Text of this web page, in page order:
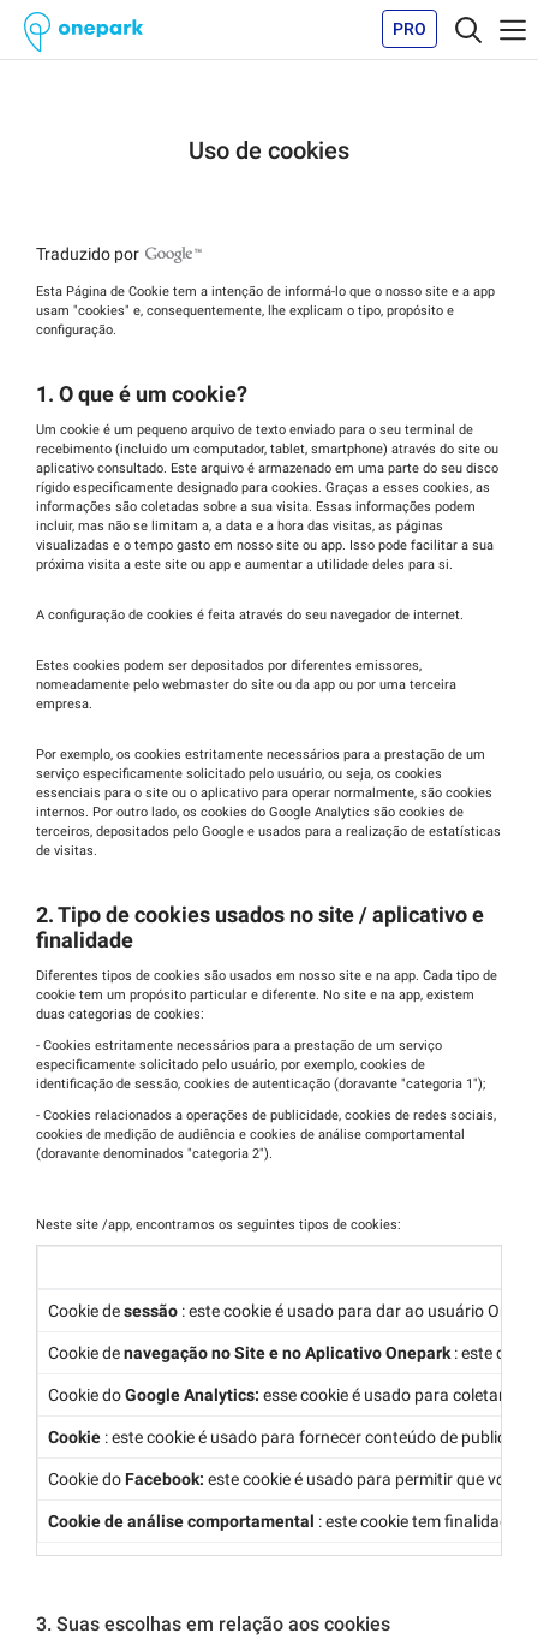
PRO
Uso de cookies
Traduzido por
Esta Página de Cookie tem a intenção de informá-lo que o nosso site e a app
usam "cookies" e, consequentemente, lhe explicam o tipo, propósito e
configuração.
1. O que é um cookie?
Um cookie é um pequeno arquivo de texto enviado para o seu terminal de
recebimento (incluido um computador, tablet, smartphone) através do site ou
aplicativo consultado. Este arquivo é armazenado em uma parte do seu disco
rígido especificamente designado para cookies. Graças a esses cookies, as
informações são coletadas sobre a sua visita. Essas informações podem
incluir, mas não se limitam a, a data e a hora das visitas, as páginas
visualizadas e o tempo gasto em nosso site ou app. Isso pode facilitar a sua
próxima visita a este site ou app e aumentar a utilidade deles para si.
A configuração de cookies é feita através do seu navegador de internet.
Estes cookies podem ser depositados por diferentes emissores,
nomeadamente pelo webmaster do site ou da app ou por uma terceira
empresa.
Por exemplo, os cookies estritamente necessários para a prestação de um
serviço especificamente solicitado pelo usuário, ou seja, os cookies
essenciais para o site ou o aplicativo para operar normalmente, são cookies
internos. Por outro lado, os cookies do Google Analytics são cookies de
terceiros, depositados pelo Google e usados para a realização de estatísticas
de visitas.
2. Tipo de cookies usados no site / aplicativo e
finalidade
Diferentes tipos de cookies são usados em nosso site e na app. Cada tipo de
cookie tem um propósito particular e diferente. No site e na app, existem
duas categorias de cookies:
- Cookies estritamente necessários para a prestação de um serviço
especificamente solicitado pelo usuário, por exemplo, cookies de
identificação de sessão, cookies de autenticação (doravante "categoria 1");
- Cookies relacionados a operações de publicidade, cookies de redes sociais,
cookies de medição de audiência e cookies de análise comportamental
(doravante denominados "categoria 2").
Neste site /app, encontramos os seguintes tipos de cookies:
Cookie desessão: este cookie é usado para dar ao usuário
Cookie denavegação no Site e no Aplicativo Onepark: este
Cookie doGoogle Analytics: esse cookie é usado para coletar
Cookie: este cookie é usado para fornecer conteúdo de
Cookie doFacebook: este cookie é usado para permitir que você
Cookie de análise comportamental : este
3. Suas escolhas em relação aos cookies